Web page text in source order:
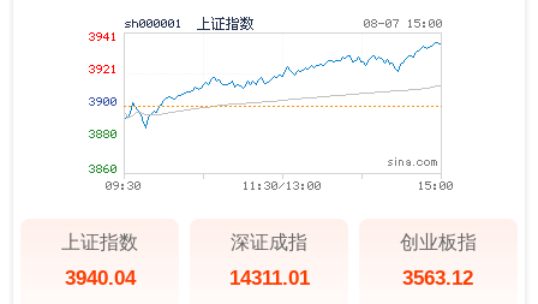
上证指数
3940.04
深证成指
14311.01
创业板指
3563.12